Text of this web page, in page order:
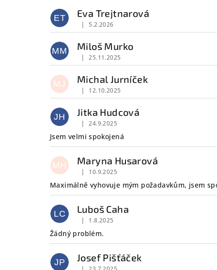
ET Eva Trejtnarová
Hodnocení obchodu je 5 z 5 hvězdiček.
| 5.2.2026
MM Miloš Murko
Hodnocení obchodu je 5 z 5 hvězdiček.
| 25.11.2025
MJ Michal Jurníček
Hodnocení obchodu je 5 z 5 hvězdiček.
| 12.10.2025
JH Jitka Hudcová
Hodnocení obchodu je 5 z 5 hvězdiček.
| 24.9.2025
Jsem velmi spokojená
MH Maryna Husarová
Hodnocení obchodu je 5 z 5 hvězdiček.
| 10.9.2025
Maximálně vyhovuje mým požadavkům, jsem
LC Luboš Caha
Hodnocení obchodu je 5 z 5 hvězdiček.
| 1.8.2025
Žádný problém.
JP Josef Pišťáček